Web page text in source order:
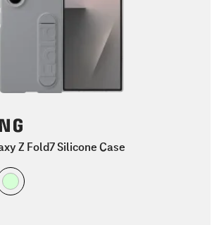
Z Fold7 Silicone Case